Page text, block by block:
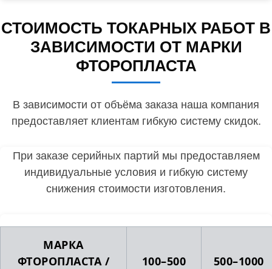
СТОИМОСТЬ ТОКАРНЫХ РАБОТ В
ЗАВИСИМОСТИ ОТ МАРКИ
ФТОРОПЛАСТА
В зависимости от объёма заказа наша компания
предоставляет клиентам гибкую систему скидок.
При заказе серийных партий мы предоставляем
индивидуальные условия и гибкую систему
снижения стоимости изготовления.
МАРКА
ФТОРОПЛАСТА /
100–500
500–1000